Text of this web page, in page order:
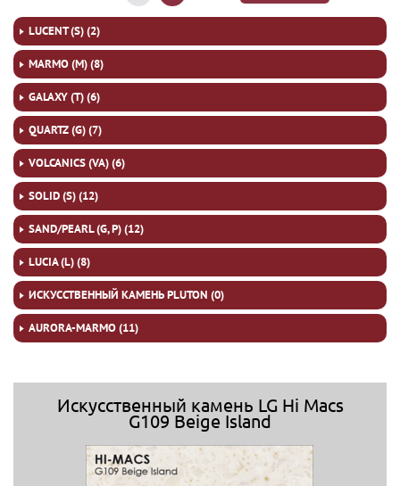
LUCENT (S) (2)
MARMO (M) (8)
GALAXY (T) (6)
QUARTZ (G) (7)
VOLCANICS (VA) (6)
SOLID (S) (12)
SAND/PEARL (G, P) (12)
LUCIA (L) (8)
ИСКУССТВЕННЫЙ КАМЕНЬ PLUTON (0)
AURORA-MARMO (11)
Искусственный камень LG Hi Macs
G109 Beige Island